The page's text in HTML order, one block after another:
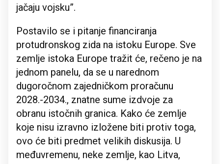
jačaju vojsku”.
Postavilo se i pitanje financiranja
protudronskog zida na istoku Europe. Sve
zemlje istoka Europe tražit će, rečeno je na
jednom panelu, da se u narednom
dugoročnom zajedničkom proračunu
2028.-2034., znatne sume izdvoje za
obranu istočnih granica. Kako će zemlje
koje nisu izravno izložene biti protiv toga,
ovo će biti predmet velikih diskusija. U
međuvremenu, neke zemlje, kao Litva,